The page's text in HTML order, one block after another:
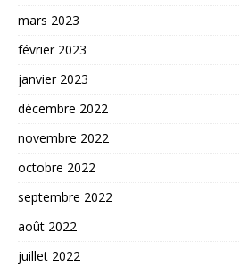
mars 2023
février 2023
janvier 2023
décembre 2022
novembre 2022
octobre 2022
septembre 2022
août 2022
juillet 2022